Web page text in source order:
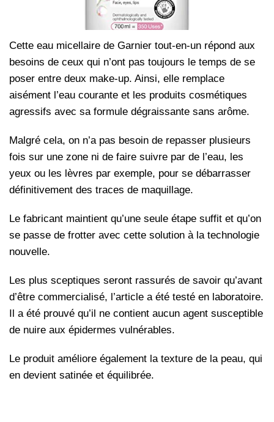
Cette eau micellaire de Garnier tout-en-un répond aux
besoins de ceux qui n’ont pas toujours le temps de se
poser entre deux make-up. Ainsi, elle remplace
aisément l’eau courante et les produits cosmétiques
agressifs avec sa formule dégraissante sans arôme.
Malgré cela, on n’a pas besoin de repasser plusieurs
fois sur une zone ni de faire suivre par de l’eau, les
yeux ou les lèvres par exemple, pour se débarrasser
définitivement des traces de maquillage.
Le fabricant maintient qu’une seule étape suffit et qu’on
se passe de frotter avec cette solution à la technologie
nouvelle.
Les plus sceptiques seront rassurés de savoir qu’avant
d’être commercialisé, l’article a été testé en laboratoire.
Il a été prouvé qu’il ne contient aucun agent susceptible
de nuire aux épidermes vulnérables.
Le produit améliore également la texture de la peau, qui
en devient satinée et équilibrée.